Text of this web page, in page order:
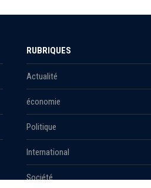
RUBRIQUES
Actualité
économie
Politique
International
Société